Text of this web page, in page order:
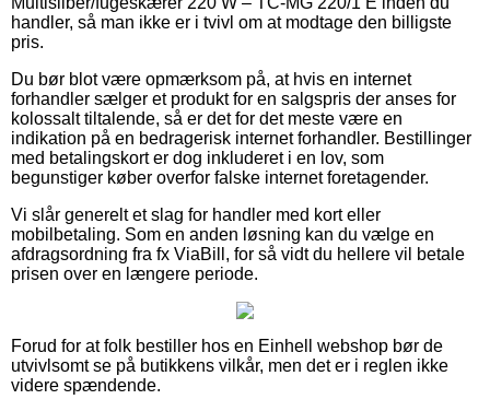
handler, så man ikke er i tvivl om at modtage den billigste
pris.
Du bør blot være opmærksom på, at hvis en internet
forhandler sælger et produkt for en salgspris der anses for
kolossalt tiltalende, så er det for det meste være en
indikation på en bedragerisk internet forhandler. Bestillinger
med betalingskort er dog inkluderet i en lov, som
begunstiger køber overfor falske internet foretagender.
Vi slår generelt et slag for handler med kort eller
mobilbetaling. Som en anden løsning kan du vælge en
afdragsordning fra fx ViaBill, for så vidt du hellere vil betale
prisen over en længere periode.
Forud for at folk bestiller hos en Einhell webshop bør de
utvivlsomt se på butikkens vilkår, men det er i reglen ikke
videre spændende.